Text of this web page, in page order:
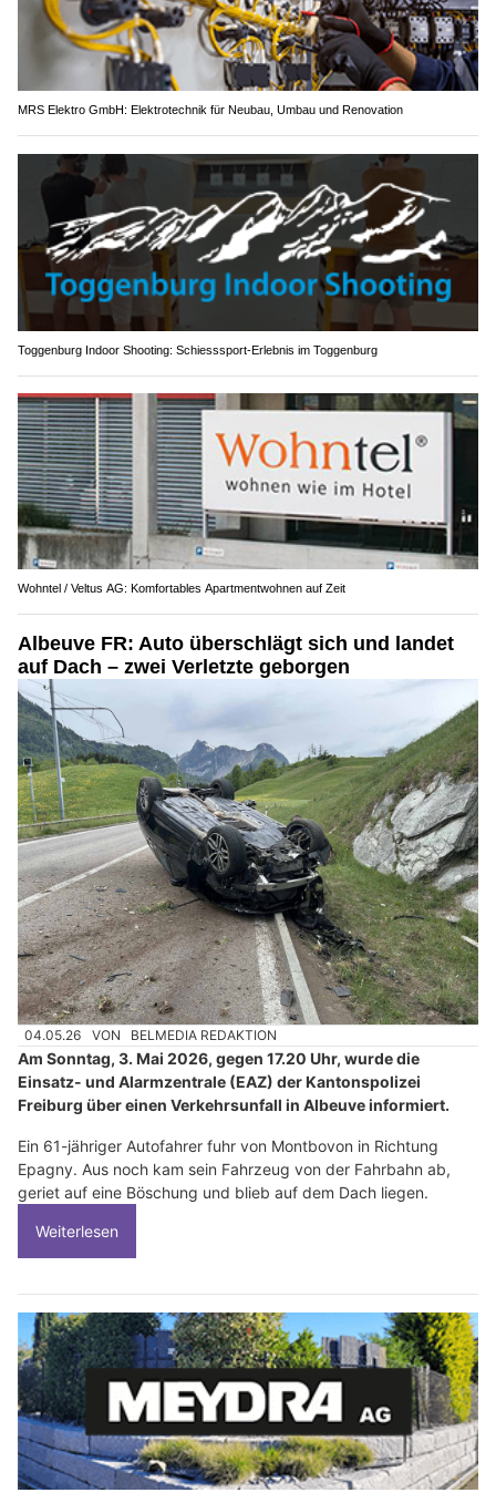
MRS Elektro GmbH: Elektrotechnik für Neubau, Umbau und Renovation
Toggenburg Indoor Shooting: Schiesssport-Erlebnis im Toggenburg
Wohntel / Veltus AG: Komfortables Apartmentwohnen auf Zeit
Albeuve FR: Auto überschlägt sich und landet
auf Dach – zwei Verletzte geborgen
04.05.26 VON BELMEDIA REDAKTION
Am Sonntag, 3. Mai 2026, gegen 17.20 Uhr, wurde die
Einsatz- und Alarmzentrale (EAZ) der Kantonspolizei
Freiburg über einen Verkehrsunfall in Albeuve informiert.
Ein 61-jähriger Autofahrer fuhr von Montbovon in Richtung
Epagny. Aus noch kam sein Fahrzeug von der Fahrbahn ab,
geriet auf eine Böschung und blieb auf dem Dach liegen.
Weiterlesen